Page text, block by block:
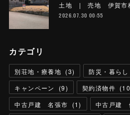
土地 | 売地 伊賀市
2026.07.30 00:55
カテゴリ
別荘地・療養地 (3) 防災・暮らし
キャンペーン
(9) 契約済物件 (
中古戸建 名張市
(1) 中古戸建